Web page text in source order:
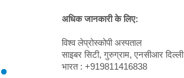
अधिक जानकारी के लिए:
विश्व लेप्रोस्कोपी अस्पताल
साइबर सिटी, गुरुग्राम, एनसीआर दिल्ली
भारत : +919811416838